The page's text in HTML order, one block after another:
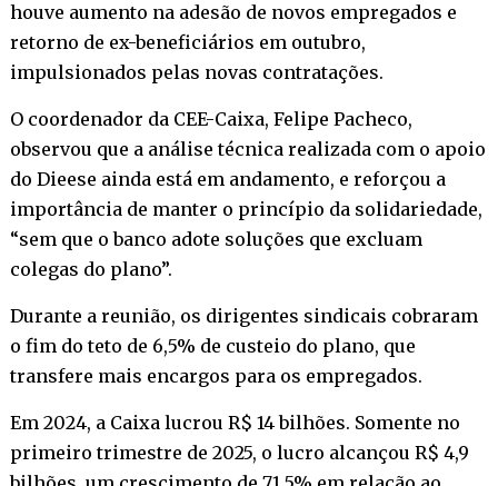
houve aumento na adesão de novos empregados e
retorno de ex-beneficiários em outubro,
impulsionados pelas novas contratações.
O coordenador da CEE-Caixa, Felipe Pacheco,
observou que a análise técnica realizada com o apoio
do Dieese ainda está em andamento, e reforçou a
importância de manter o princípio da solidariedade,
“sem que o banco adote soluções que excluam
colegas do plano”.
Durante a reunião, os dirigentes sindicais cobraram
o fim do teto de 6,5% de custeio do plano, que
transfere mais encargos para os empregados.
Em 2024, a Caixa lucrou R$ 14 bilhões. Somente no
primeiro trimestre de 2025, o lucro alcançou R$ 4,9